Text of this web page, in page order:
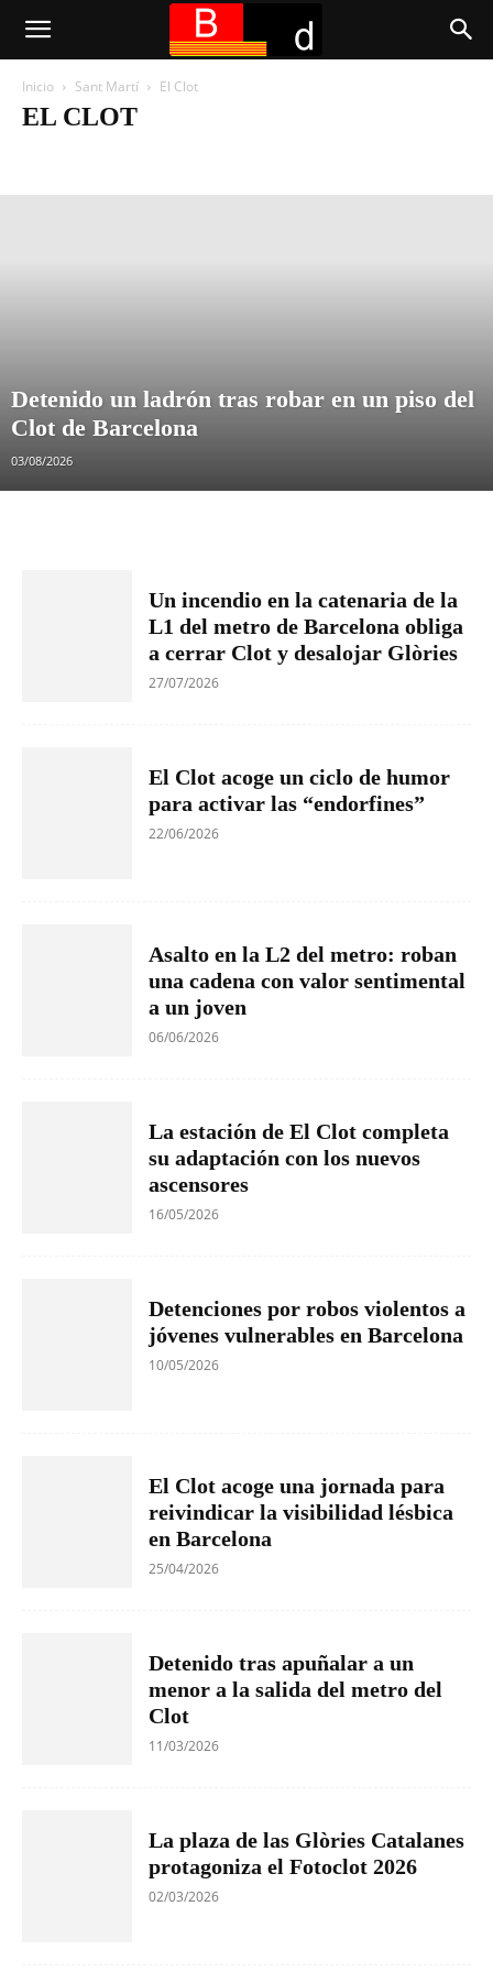
Inicio Sant Martí El Clot
EL CLOT
Detenido un ladrón tras robar en un piso del
Clot de Barcelona
03/08/2026
Un incendio en la catenaria de la
L1 del metro de Barcelona obliga
a cerrar Clot y desalojar Glòries
27/07/2026
El Clot acoge un ciclo de humor
para activar las “endorfines”
22/06/2026
Asalto en la L2 del metro: roban
una cadena con valor sentimental
a un joven
06/06/2026
La estación de El Clot completa
su adaptación con los nuevos
ascensores
16/05/2026
Detenciones por robos violentos a
jóvenes vulnerables en Barcelona
10/05/2026
El Clot acoge una jornada para
reivindicar la visibilidad lésbica
en Barcelona
25/04/2026
Detenido tras apuñalar a un
menor a la salida del metro del
Clot
11/03/2026
La plaza de las Glòries Catalanes
protagoniza el Fotoclot 2026
02/03/2026